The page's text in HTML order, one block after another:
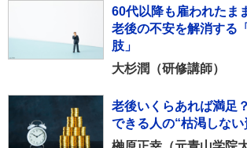
60代以降も雇われた
老後の不安を解消する
肢」
大杉潤（研修講師）
老後いくらあれば満足
できる人の“枯渇しな